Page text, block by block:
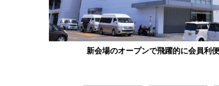
新会場のオープンで飛躍的に会員利